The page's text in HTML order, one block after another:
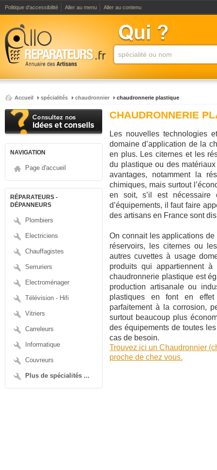
Politique d'accessibilité Aller au menu Aller au contenu
Accueil spécialités chaudronnier chaudronnerie plastique
NAVIGATION
Page d'accueil
RÉPARATEURS -
DÉPANNEURS
Plombiers
Electriciens
Chauffagistes
Serruriers
Electroménager
Télévision - Hifi
Vitriers
Carreleurs
Informatique
Couvreurs
Plus de spécialités ...
CHAUDRONNERIE
Les nouvelles technologies
domaine d’application de la
en plus. Les citernes et les
du plastique ou des
avantages, notamment la
chimiques, mais surtout
en soit, s’il est nécessaire
d’équipements, il faut faire
des artisans en France sont
On connait les applications
réservoirs, les citernes ou
autres cuvettes à usage
produits qui appartiennent
chaudronnerie plastique est
production artisanale ou
plastiques en font en
parfaitement à la corrosion,
surtout beaucoup plus
des équipements de toutes
cas de besoin.
Trouvez ici un Chaudronnier
proche de chez vous.